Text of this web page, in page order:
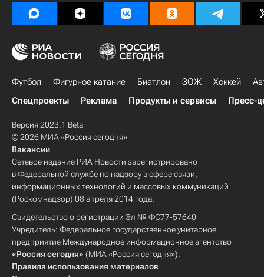
Футбол Фигурное катание Биатлон ЗОЖ Хоккей
Спецпроекты
Реклама Продукты и сервисы Пресс-
Версия 2023.1 Beta
© 2026 МИА «Россия сегодня»
Вакансии
Сетевое издание РИА Новости зарегистрировано
в Федеральной службе по надзору в сфере связи,
информационных технологий и массовых коммуникаций
(Роскомнадзор) 08 апреля 2014 года.
Свидетельство о регистрации Эл № ФС77-57640
Учредитель: Федеральное государственное унитарное
предприятие Международное информационное агентство
«Россия сегодня» (МИА «Россия сегодня»).
Правила использования материалов